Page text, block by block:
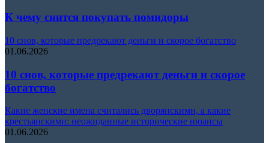
К чему снится покупать помидоры
10 снов, которые предрекают деньги и скорое богатство
01.06.2026
10 снов, которые предрекают деньги и скорое
богатство
Какие женские имена считались дворянскими, а какие
крестьянскими: неожиданные исторические нюансы
01.06.2026